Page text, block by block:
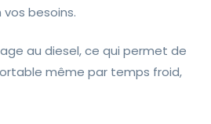
besoins.
au diesel, ce qui permet de
même par temps froid,